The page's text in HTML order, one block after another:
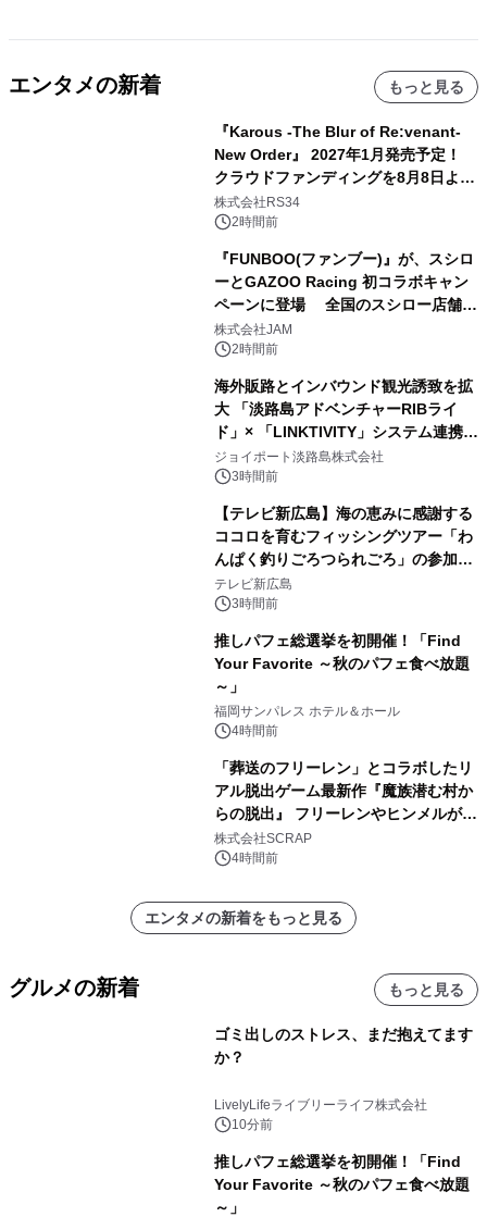
エンタメの新着 もっと見る
『Karous -The Blur of Re:venant-
New Order』 2027年1月発売予定！
クラウドファンディングを8月8日より
開始
株式会社RS34
2時間前
『FUNBOO(ファンブー)』が、スシロ
ーとGAZOO Racing 初コラボキャン
ペーンに登場 全国のスシロー店舗で
GR 4車種の FUNBOO(ミニカー)付き
メニューが展開されます
株式会社JAM
2時間前
海外販路とインバウンド観光誘致を拡
大 「淡路島アドベンチャーRIBライ
ド」× 「LINKTIVITY」システム連携を
開始！
ジョイポート淡路島株式会社
3時間前
【テレビ新広島】海の恵みに感謝する
ココロを育むフィッシングツアー「わ
んぱく釣りごろつられごろ」の参加小
学生を募集
テレビ新広島
3時間前
推しパフェ総選挙を初開催！「Find
Your Favorite ～秋のパフェ食べ放題
～」
福岡サンパレス ホテル＆ホール
4時間前
「葬送のフリーレン」とコラボしたリ
アル脱出ゲーム最新作『魔族潜む村か
らの脱出』 フリーレンやヒンメルが武
器を手に魔族を見据える描き下ろしメ
インビジュアル公開
株式会社SCRAP
4時間前
エンタメの新着をもっと見る
グルメの新着 もっと見る
ゴミ出しのストレス、まだ抱えてます
か？
LivelyLifeライブリーライフ株式会社
10分前
推しパフェ総選挙を初開催！「Find
Your Favorite ～秋のパフェ食べ放題
～」